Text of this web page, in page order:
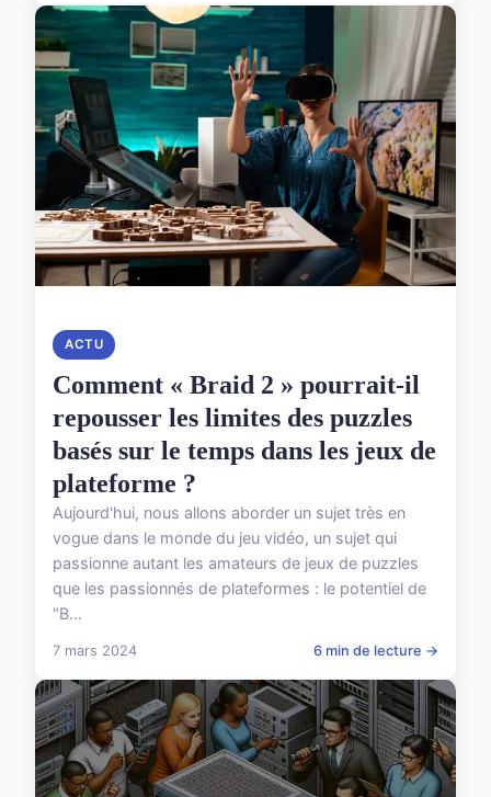
ACTU
Comment « Braid 2 » pourrait-il
repousser les limites des puzzles
basés sur le temps dans les jeux de
plateforme ?
Aujourd'hui, nous allons aborder un sujet très en
vogue dans le monde du jeu vidéo, un sujet qui
passionne autant les amateurs de jeux de puzzles
que les passionnés de plateformes : le potentiel de
"B...
7 mars 2024 6 min de lecture →